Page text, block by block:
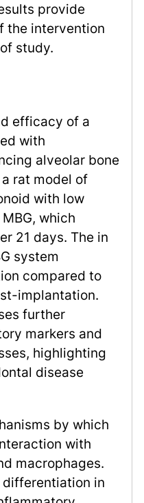
provide
the intervention
study.
efficacy of a
with
alveolar bone
rat model of
with low
which
21 days. The in
system
compared to
implantation.
further
markers and
highlighting
disease
by which
with
macrophages.
differentiation in